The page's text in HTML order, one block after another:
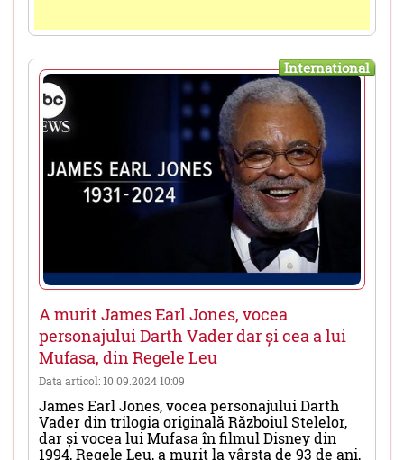
International
A murit James Earl Jones, vocea
personajului Darth Vader dar și cea a lui
Mufasa, din Regele Leu
Data articol: 10.09.2024 10:09
James Earl Jones, vocea personajului Darth
Vader din trilogia originală Războiul Stelelor,
dar și vocea lui Mufasa în filmul Disney din
1994, Regele Leu, a murit la vârsta de 93 de ani,